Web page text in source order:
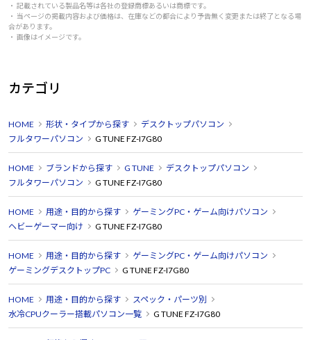
・ 記載されている製品名等は各社の登録商標あるいは商標です。
・ 当ページの掲載内容および価格は、在庫などの都合により予告無く変更または終了となる場
合があります。
・ 画像はイメージです。
カテゴリ
HOME 形状・タイプから探す
デスクトップパソコン
フルタワーパソコン
G TUNE FZ-I7G80
HOME ブランドから探す G TUNE
デスクトップパソコン
フルタワーパソコン
G TUNE FZ-I7G80
HOME 用途・目的から探す
ゲーミングPC・ゲーム向けパソコン
ヘビーゲーマー向け
G TUNE FZ-I7G80
HOME 用途・目的から探す
ゲーミングPC・ゲーム向けパソコン
ゲーミングデスクトップPC
G TUNE FZ-I7G80
HOME 用途・目的から探す
スペック・パーツ別
水冷CPUクーラー搭載パソコン一覧
G TUNE FZ-I7G80